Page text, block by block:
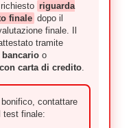
riguarda
finale dopo il
finale. Il
tramite
o
carta di credito.
contattare
test finale: